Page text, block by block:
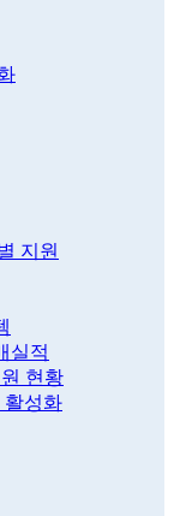
지원
실적
현황
활성화